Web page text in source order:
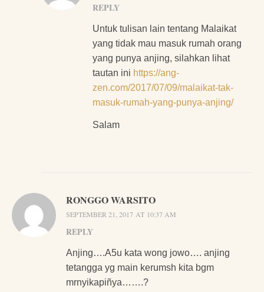
REPLY
Untuk tulisan lain tentang Malaikat
yang tidak mau masuk rumah orang
yang punya anjing, silahkan lihat
tautan ini https://ang-
zen.com/2017/07/09/malaikat-tak-
masuk-rumah-yang-punya-anjing/
Salam
RONGGO WARSITO
SEPTEMBER 21, 2017 AT 10:37 AM
REPLY
Anjing….A5u kata wong jowo…. anjing
tetangga yg main kerumsh kita bgm
mrnyikapiñya…….?